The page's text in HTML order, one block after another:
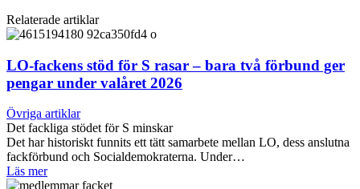
Relaterade artiklar
LO-fackens stöd för S rasar – bara två förbund ger
pengar under valåret 2026
Övriga artiklar
Det fackliga stödet för S minskar
Det har historiskt funnits ett tätt samarbete mellan LO, dess anslutna
fackförbund och Socialdemokraterna. Under…
Läs mer